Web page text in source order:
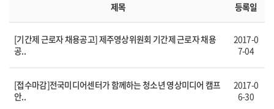
제목 등록일
[기간제 근로자 채용공고] 제주영상위원회 기간제 근로자 채용
공..
2017-0
7-04
[접수마감]전국미디어센터가 함께하는 청소년 영상미디어 캠프
안..
2017-0
6-30